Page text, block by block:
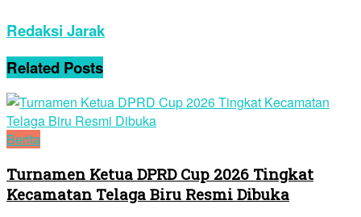
Redaksi Jarak
Related Posts
Berita
Turnamen Ketua DPRD Cup 2026 Tingkat
Kecamatan Telaga Biru Resmi Dibuka